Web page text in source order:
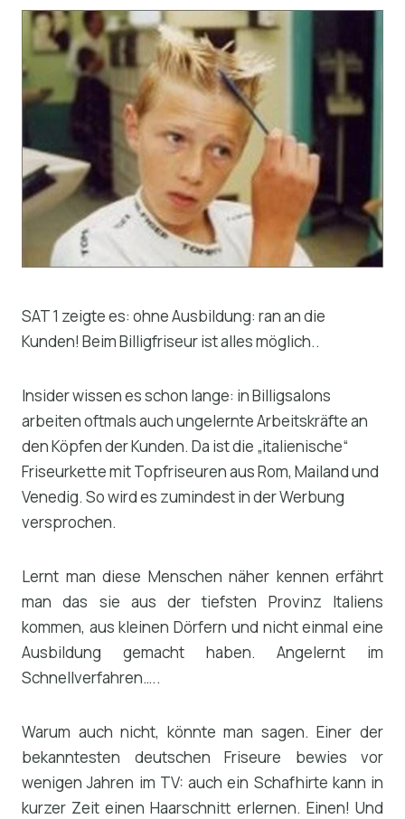
SAT 1 zeigte es: ohne Ausbildung: ran an die
Kunden! Beim Billigfriseur ist alles möglich..
Insider wissen es schon lange: in Billigsalons
arbeiten oftmals auch ungelernte Arbeitskräfte an
den Köpfen der Kunden. Da ist die „italienische“
Friseurkette mit Topfriseuren aus Rom, Mailand und
Venedig. So wird es zumindest in der Werbung
versprochen.
Lernt man diese Menschen näher kennen erfährt
man das sie aus der tiefsten Provinz Italiens
kommen, aus kleinen Dörfern und nicht einmal eine
Ausbildung gemacht haben. Angelernt im
Schnellverfahren…..
Warum auch nicht, könnte man sagen. Einer der
bekanntesten deutschen Friseure bewies vor
wenigen Jahren im TV: auch ein Schafhirte kann in
kurzer Zeit einen Haarschnitt erlernen. Einen! Und